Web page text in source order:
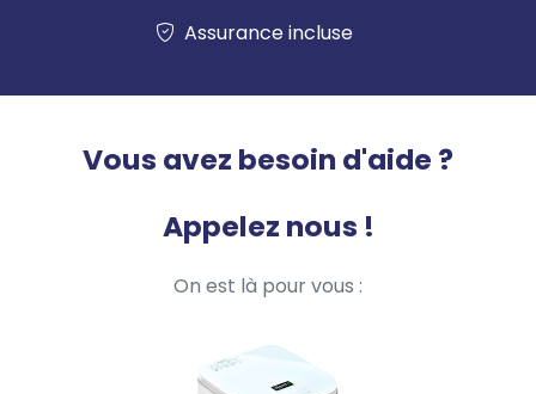
Assurance incluse
Vous avez besoin d'aide ?
Appelez nous !
On est là pour vous :